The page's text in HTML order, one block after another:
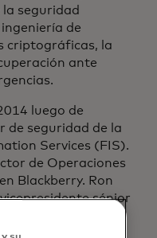
seguridad
de
criptográficas, la
ante
luego de
de seguridad de la
Services (FIS).
de Operaciones
Blackberry. Ron
sénior